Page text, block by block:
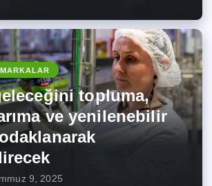
MARKALAR
topluma,
ve yenilenebilir
9, 2025